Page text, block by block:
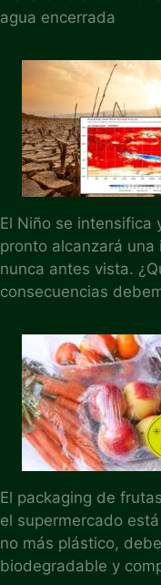
agua encerrada
El Niño se intensifica
pronto alcanzará una
nunca antes vista.
consecuencias
El packaging de
el supermercado
no más plástico,
biodegradable y